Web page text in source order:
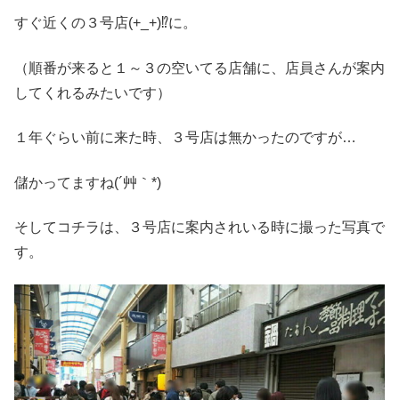
すぐ近くの３号店(+_+)⁉に。
（順番が来ると１～３の空いてる店舗に、店員さんが案内
してくれるみたいです）
１年ぐらい前に来た時、３号店は無かったのですが…
儲かってますね(´艸｀*)
そしてコチラは、３号店に案内されいる時に撮った写真で
す。